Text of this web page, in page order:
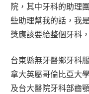
院，其中牙科的助理
些助理幫我的話，我
獎應該要給整個牙科
台東縣無牙醫鄉牙科
拿大英屬哥倫比亞大
及台大醫院牙科部齒